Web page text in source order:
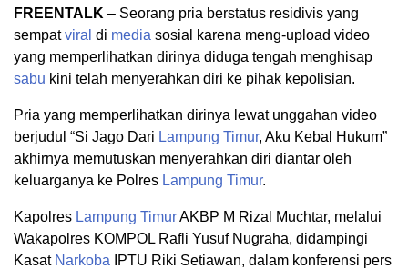
FREENTALK – Seorang pria berstatus residivis yang
sempatviral di media sosial karena meng-upload video
yang memperlihatkan dirinya diduga tengah menghisap
sabu kini telah menyerahkan diri ke pihak kepolisian.
Pria yang memperlihatkan dirinya lewat unggahan video
berjudul “Si Jago Dari Lampung Timur, Aku Kebal Hukum”
akhirnya memutuskan menyerahkan diri diantar oleh
keluarganya ke Polres Lampung Timur.
Kapolres Lampung TimurAKBP M Rizal Muchtar, melalui
Wakapolres KOMPOL Rafli Yusuf Nugraha, didampingi
Kasat Narkoba IPTU Riki Setiawan, dalam konferensi pers